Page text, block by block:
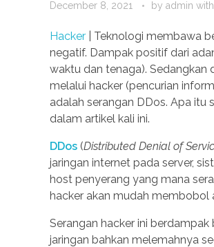
December 8, 2021 by admin with
Hacker
| Teknologi membawa
negatif. Dampak positif dari
waktu dan tenaga). Sedangkan
melalui hacker (pencurian
adalah serangan DDos. Apa itu
dalam artikel kali ini.
DDos (Distributed Denial of
jaringan internet pada server,
host penyerang yang mana
hacker akan mudah membobol
Serangan hacker ini
jaringan bahkan melemahnya